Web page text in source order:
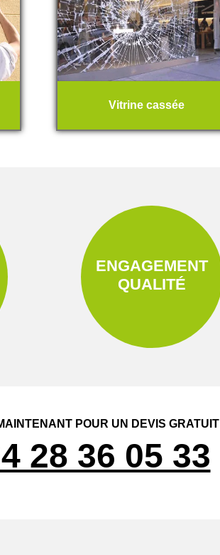
Vitrine cassée
ENGAGEMENT
QUALITÉ
POUR UN DEVIS GRATUIT
28 36 05 33